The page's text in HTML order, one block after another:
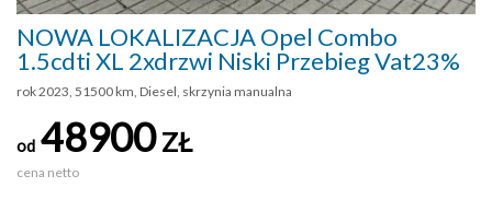
NOWA LOKALIZACJA Opel Combo
1.5cdti XL 2xdrzwi Niski Przebieg Vat23%
rok 2023, 51500 km, Diesel, skrzynia manualna
od 48900ZŁ
cena netto